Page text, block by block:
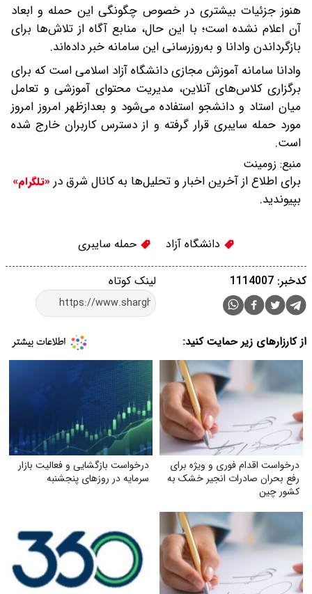
هنوز جزئیات بیشتری در خصوص چگونگی این حمله و ابعاد
آن اعلام نشده است؛ با این حال، منابع آگاه از تلاش‌ها برای
بازگرداندن وادانا و به‌روزرسانی این سامانه خبر داده‌اند.
وادانا سامانه آموزش مجازی دانشگاه آزاد اسلامی است که برای
برگزاری کلاس‌های آنلاین، مدیریت محتوای آموزشی و تعامل
میان استاد و دانشجو استفاده می‌شود و بعدازظهر امروز امروز
مورد حمله سایبری قرار گرفته و از دسترس کاربران خارج شده
است.
منبع: زومینت
برای اطلاع از آخرین اخبار و تحلیل‌ها به کانال شرق در «تلگرام»
بپیوندید.
دانشگاه آزاد حمله سایبری
لینک کوتاه کدخبر: 1114007
از کارزارهای زیر حمایت کنید:
درخواست اقدام فوری و ویژه برای
رفع بحران صادرات انجیر خشک به
کشور چین
درخواست بازگشایی و فعالیت بازار
سرمایه در روزهای پنجشنبه